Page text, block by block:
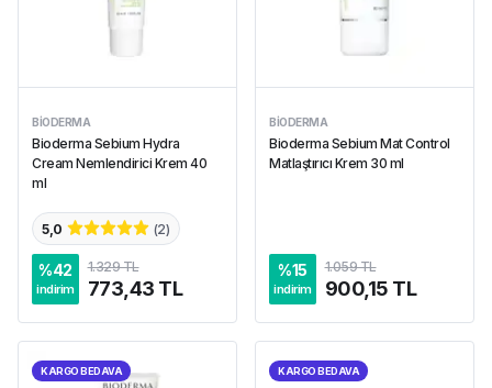
BIODERMA
Bioderma Sebium Hydra
Cream Nemlendirici Krem 40
ml
5,0 (2)
%42
indirim
1.329 TL
773,43 TL
BIODERMA
Bioderma Sebium Mat Control
Matlaştırıcı Krem 30 ml
%15
indirim
1.059 TL
900,15 TL
KARGO BEDAVA KARGO BEDAVA